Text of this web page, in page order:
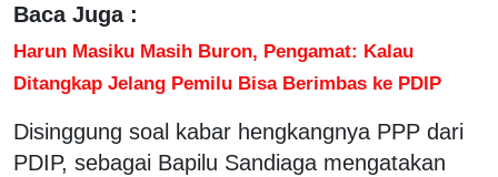
Baca Juga :
Harun Masiku Masih Buron, Pengamat: Kalau
Ditangkap Jelang Pemilu Bisa Berimbas ke PDIP
Disinggung soal kabar hengkangnya PPP dari
PDIP, sebagai Bapilu Sandiaga mengatakan